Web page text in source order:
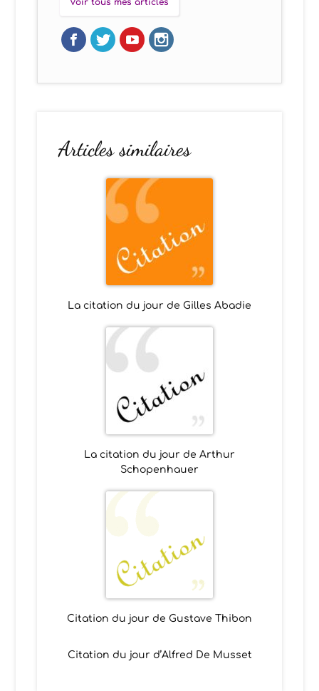
Voir tous mes articles
Articles similaires
La citation du jour de Gilles Abadie
La citation du jour de Arthur
Schopenhauer
Citation du jour de Gustave Thibon
Citation du jour d’Alfred De Musset